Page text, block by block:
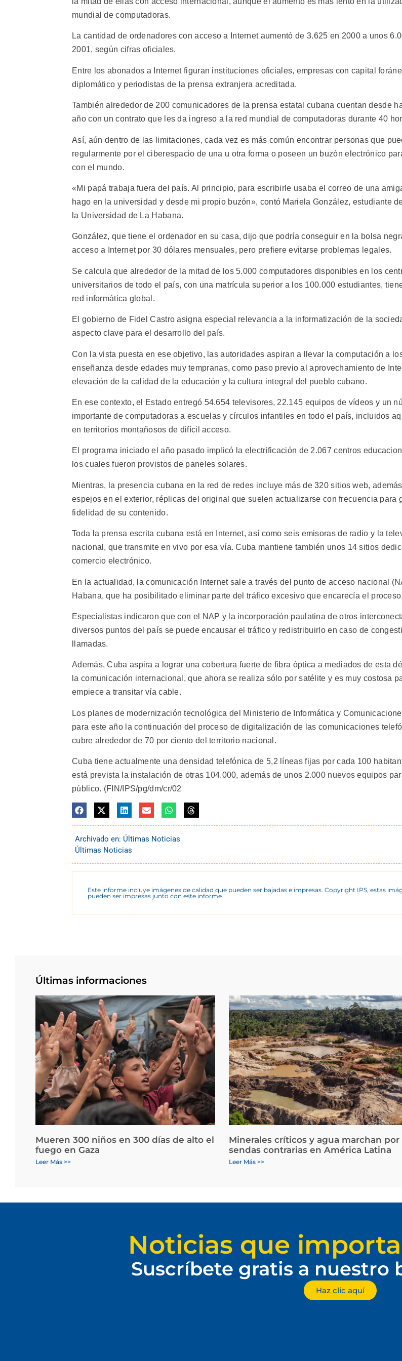
mundial de computadoras.
La cantidad de ordenadores con acceso a Internet aumentó de 3.625 en 2000 a unos
2001, según cifras oficiales.
Entre los abonados a Internet figuran instituciones oficiales, empresas con capital
diplomático y periodistas de la prensa extranjera acreditada.
También alrededor de 200 comunicadores de la prensa estatal cubana cuentan desde
año con un contrato que les da ingreso a la red mundial de computadoras durante 40
Así, aún dentro de las limitaciones, cada vez es más común encontrar personas que
regularmente por el ciberespacio de una u otra forma o poseen un buzón electrónico
con el mundo.
«Mi papá trabaja fuera del país. Al principio, para escribirle usaba el correo de una
hago en la universidad y desde mi propio buzón», contó Mariela González, estudiante
la Universidad de La Habana.
González, que tiene el ordenador en su casa, dijo que podría conseguir en la bolsa
acceso a Internet por 30 dólares mensuales, pero prefiere evitarse problemas legales.
Se calcula que alrededor de la mitad de los 5.000 computadores disponibles en los
universitarios de todo el país, con una matrícula superior a los 100.000 estudiantes,
red informática global.
El gobierno de Fidel Castro asigna especial relevancia a la informatización de la
aspecto clave para el desarrollo del país.
Con la vista puesta en ese objetivo, las autoridades aspiran a llevar la computación a
enseñanza desde edades muy tempranas, como paso previo al aprovechamiento de
elevación de la calidad de la educación y la cultura integral del pueblo cubano.
En ese contexto, el Estado entregó 54.654 televisores, 22.145 equipos de vídeos y un
importante de computadoras a escuelas y círculos infantiles en todo el país, incluidos
en territorios montañosos de difícil acceso.
El programa iniciado el año pasado implicó la electrificación de 2.067 centros
los cuales fueron provistos de paneles solares.
Mientras, la presencia cubana en la red de redes incluye más de 320 sitios web,
espejos en el exterior, réplicas del original que suelen actualizarse con frecuencia para
fidelidad de su contenido.
Toda la prensa escrita cubana está en Internet, así como seis emisoras de radio y la
nacional, que transmite en vivo por esa vía. Cuba mantiene también unos 14 sitios
comercio electrónico.
En la actualidad, la comunicación Internet sale a través del punto de acceso nacional
Habana, que ha posibilitado eliminar parte del tráfico excesivo que encarecía el proceso.
Especialistas indicaron que con el NAP y la incorporación paulatina de otros
diversos puntos del país se puede encausar el tráfico y redistribuirlo en caso de
llamadas.
Además, Cuba aspira a lograr una cobertura fuerte de fibra óptica a mediados de esta
la comunicación internacional, que ahora se realiza sólo por satélite y es muy costosa
empiece a transitar vía cable.
Los planes de modernización tecnológica del Ministerio de Informática y
para este año la continuación del proceso de digitalización de las comunicaciones
cubre alrededor de 70 por ciento del territorio nacional.
Cuba tiene actualmente una densidad telefónica de 5,2 líneas fijas por cada 100
está prevista la instalación de otras 104.000, además de unos 2.000 nuevos equipos
público. (FIN/IPS/pg/dm/cr/02
Archivado en: Últimas Noticias
Últimas Noticias
Este informe incluye imágenes de calidad que pueden ser bajadas e impresas. Copyright IPS, estas
pueden ser impresas junto con este informe
Últimas informaciones
Mueren 300 niños en 300 días de alto el
fuego en Gaza
Leer Más >>
Minerales críticos y agua marchan por
sendas contrarias en América Latina
Leer Más >>
Noticias que
Suscríbete gratis a nuestro
Haz clic aquí